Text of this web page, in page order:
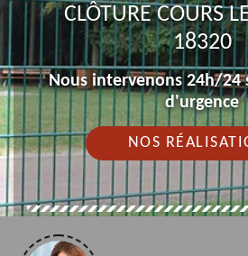
CLÔTURE COURS
18320
Nous intervenons 24h/24
d'urgence
NOS